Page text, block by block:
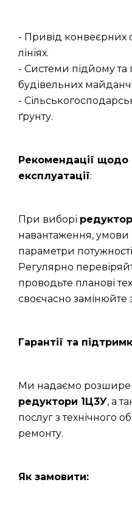
- Привід конвеєрних
лініях.
- Системи підйому
будівельних
-
ґрунту.
Рекомендації щодо
експлуатації:
При виборі
навантаження, умови
параметри
Регулярно
проводьте планові
своєчасно замінюйте
Гарантії та
Ми надаємо
редуктори 1Ц3У, а
послуг з технічного
ремонту.
Як замовити: